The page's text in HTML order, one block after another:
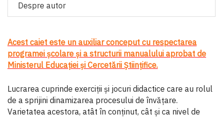
Despre autor
Acest caiet este un auxiliar conceput cu respectarea
programei şcolare şi a structurii manualului aprobat de
Ministerul Educaţiei şi Cercetării Ştiinţifice.
Lucrarea cuprinde exerciţii şi jocuri didactice care au rolul
de a sprijini dinamizarea procesului de învăţare.
Varietatea acestora, atât în conţinut, cât şi ca nivel de